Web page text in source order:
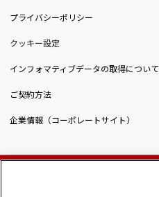
プライバシーポリシー
クッキー設定
インフォマティブデータの取得について
ご契約方法
企業情報（コーポレートサイト）